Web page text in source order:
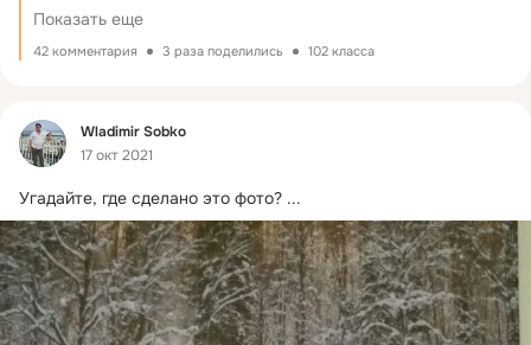
Показать еще
42 комментария 3 раза поделились 102 класса
Фид
Wladimir Sobko
17 окт 2021
Угадайте, где сделано это фото? ...